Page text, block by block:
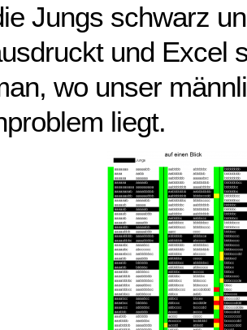
Jungs schwarz
und Excel
wo unser
liegt.